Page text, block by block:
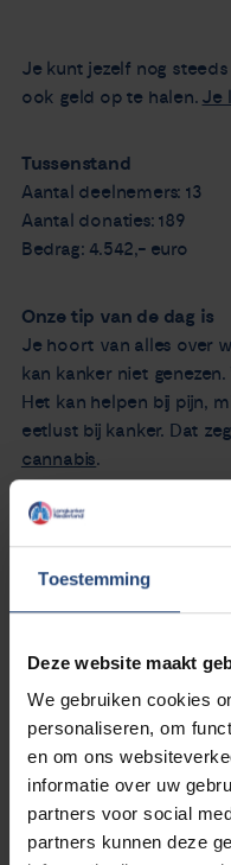
Toestemming
Deze website maakt
We gebruiken cookies
personaliseren, om
en om ons
informatie over uw
partners voor social
partners kunnen deze
Contact
Je kunt jezelf nog
ook geld op te halen. Je
Tussenstand
Aantal deelnemers: 13
Aantal donaties: 189
Bedrag: 4.542,- euro
Onze tip van de dag is
Je hoort van alles over
kan kanker niet
Het kan helpen bij pijn,
eetlust bij kanker. Dat
cannabis.
Overleg altijd met jouw
gaan gebruiken.
Wil je meer weten over
op de website van de